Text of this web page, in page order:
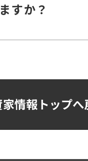
すか？
情報トップへ